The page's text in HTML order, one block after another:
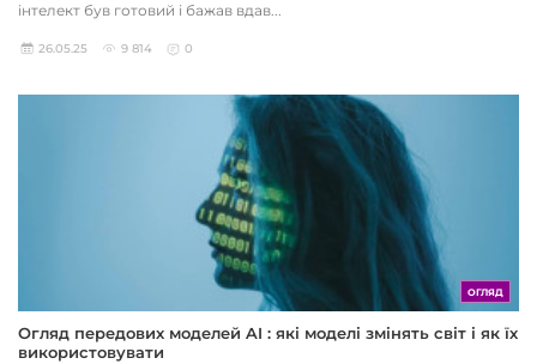
інтелект був готовий і бажав вдав...
26.05.25 9 814 0
ОГЛЯД
Огляд передових моделей AI : які моделі змінять світ і як їх
використовувати